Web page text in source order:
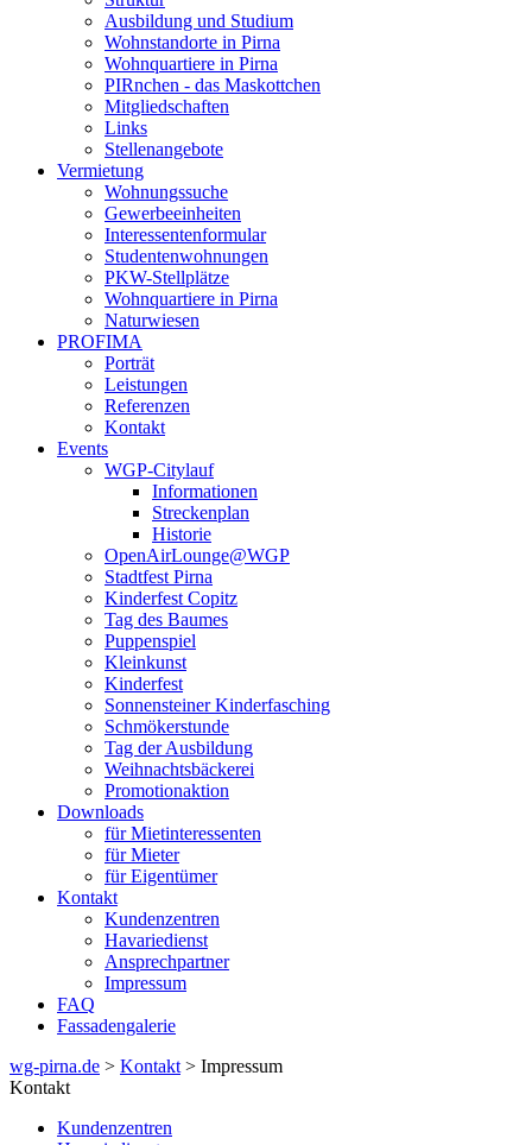
Ausbildung und Studium
Wohnstandorte in Pirna
Wohnquartiere in Pirna
PIRnchen - das Maskottchen
Mitgliedschaften
Links
Stellenangebote
Vermietung
Wohnungssuche
Gewerbeeinheiten
Interessentenformular
Studentenwohnungen
PKW-Stellplätze
Wohnquartiere in Pirna
Naturwiesen
PROFIMA
Porträt
Leistungen
Referenzen
Kontakt
Events
WGP-Citylauf
Informationen
Streckenplan
Historie
OpenAirLounge@WGP
Stadtfest Pirna
Kinderfest Copitz
Tag des Baumes
Puppenspiel
Kleinkunst
Kinderfest
Sonnensteiner Kinderfasching
Schmökerstunde
Tag der Ausbildung
Weihnachtsbäckerei
Promotionaktion
Downloads
für Mietinteressenten
für Mieter
für Eigentümer
Kontakt
Kundenzentren
Havariedienst
Ansprechpartner
Impressum
FAQ
Fassadengalerie
wg-pirna.de > Kontakt > Impressum
Kontakt
Kundenzentren